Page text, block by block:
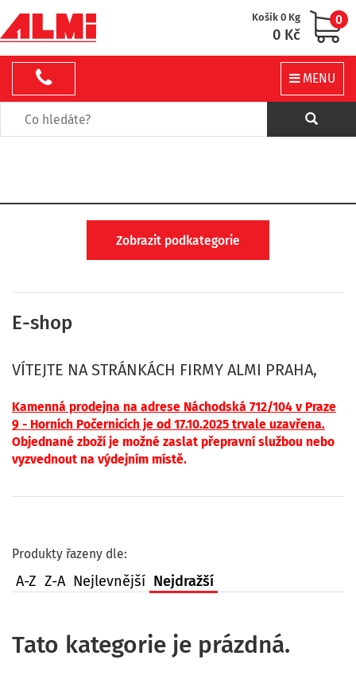
Košík 0 Kg
0 Kč
0
MENU
Zobrazit podkategorie
E-shop
VÍTEJTE NA STRÁNKÁCH FIRMY ALMI PRAHA,
Kamenná prodejna na adrese Náchodská 712/104 v Praze
9 - Horních Počernicích je od 17.10.2025 trvale uzavřena.
Objednané zboží je možné zaslat přepravní službou nebo
vyzvednout na výdejním místě.
Produkty řazeny dle:
A-Z Z-A Nejlevnější Nejdražší
Tato kategorie je prázdná.